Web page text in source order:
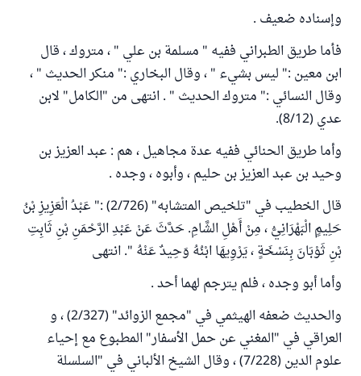
وإسناده ضعيف .
فأما طريق الطبراني ففيه " مسلمة بن علي " ، متروك ، قال
ابن معين :" ليس بشيء " ، وقال البخاري :" منكر الحديث " ،
وقال النسائي :" متروك الحديث " . انتهى من "الكامل" لابن
عدي (8/12).
وأما طريق الحنائي ففيه عدة مجاهيل ، هم : عبد العزيز بن
وحيد بن عبد العزيز بن حليم ، وأبوه ، وجده .
قال الخطيب في "تلخيص المتشابه" (2/726) :" عَبْدُ الْعَزِيزِ بْنُ
حَلِيمٍ الْبَهْرَانِيُّ ، مِنْ أَهْلِ الشَّامِ. حَدَّثَ عَنْ عَبْدِ الرَّحْمَنِ بْنِ ثَابِتِ
بْنِ ثَوْبَانَ بِنَسْخَةٍ ، يَرْوِيهَا ابْنُهُ وَحِيدٌ عَنْهُ ". انتهى
وأما أبو وجده ، فلم يترجم لهما أحد .
والحديث ضعفه الهيثمي في "مجمع الزوائد" (2/327) ، و
العراقي في "المغني عن حمل الأسفار" المطبوع مع إحياء
علوم الدين (7/228) ، وقال الشيخ الألباني في "السلسلة